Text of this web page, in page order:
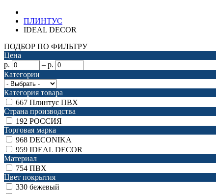
ПЛИНТУС
IDEAL DECOR
ПОДБОР ПО ФИЛЬТРУ
Цена
р.
– р.
Категории
Категория товара
667 Плинтус ПВХ
Страна производства
192 РОССИЯ
Торговая марка
968 DECONIKA
959 IDEAL DECOR
Материал
754 ПВХ
Цвет покрытия
330 бежевый